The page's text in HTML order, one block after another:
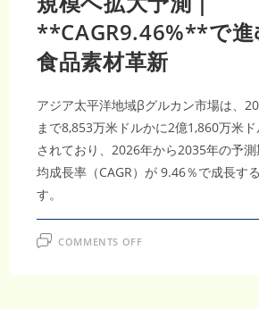
**CAGR9.46%**で進
食品素材革新
アジア太平洋地域βグルカン市場は、
まで8,853万米ドルかに2億1,860万米
されており、2026年から2035年の予
均成長率（CAGR）が 9.46％で成長す
す。
COMMENTS OFFON